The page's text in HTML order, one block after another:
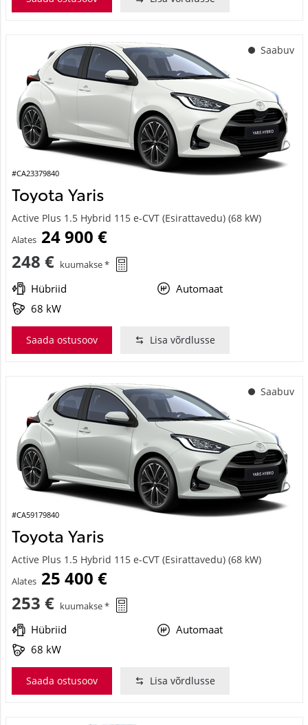
Saabuv
#CA23379840
Toyota Yaris
Active Plus 1.5 Hybrid 115 e-CVT (Esirattavedu) (68 kW)
Alates 24 900 €
248 € kuumakse *
Hübriid
Automaat
68 kW
Saada ostusoov Lisa võrdlusse
Saabuv
#CA59179840
Toyota Yaris
Active Plus 1.5 Hybrid 115 e-CVT (Esirattavedu) (68 kW)
Alates 25 400 €
253 € kuumakse *
Hübriid
Automaat
68 kW
Saada ostusoov Lisa võrdlusse